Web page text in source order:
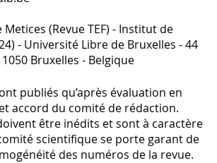
(Revue TEF) - Institut de
- Université Libre de Bruxelles - 44
Bruxelles - Belgique
publiés qu’après évaluation en
accord du comité de rédaction.
être inédits et sont à caractère
scientifique se porte garant de
des numéros de la revue.